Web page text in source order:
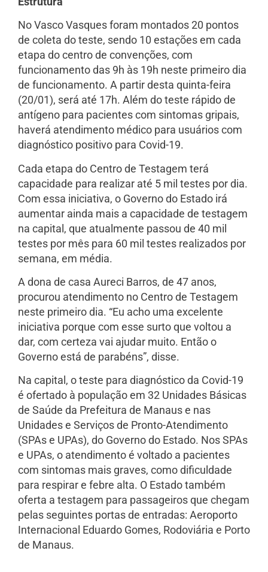
No Vasco Vasques foram montados 20 pontos
de coleta do teste, sendo 10 estações em cada
etapa do centro de convenções, com
funcionamento das 9h às 19h neste primeiro dia
de funcionamento. A partir desta quinta-feira
(20/01), será até 17h. Além do teste rápido de
antígeno para pacientes com sintomas gripais,
haverá atendimento médico para usuários com
diagnóstico positivo para Covid-19.
Cada etapa do Centro de Testagem terá
capacidade para realizar até 5 mil testes por dia.
Com essa iniciativa, o Governo do Estado irá
aumentar ainda mais a capacidade de testagem
na capital, que atualmente passou de 40 mil
testes por mês para 60 mil testes realizados por
semana, em média.
A dona de casa Aureci Barros, de 47 anos,
procurou atendimento no Centro de Testagem
neste primeiro dia. “Eu acho uma excelente
iniciativa porque com esse surto que voltou a
dar, com certeza vai ajudar muito. Então o
Governo está de parabéns”, disse.
Na capital, o teste para diagnóstico da Covid-19
é ofertado à população em 32 Unidades Básicas
de Saúde da Prefeitura de Manaus e nas
Unidades e Serviços de Pronto-Atendimento
(SPAs e UPAs), do Governo do Estado. Nos SPAs
e UPAs, o atendimento é voltado a pacientes
com sintomas mais graves, como dificuldade
para respirar e febre alta. O Estado também
oferta a testagem para passageiros que chegam
pelas seguintes portas de entradas: Aeroporto
Internacional Eduardo Gomes, Rodoviária e Porto
de Manaus.